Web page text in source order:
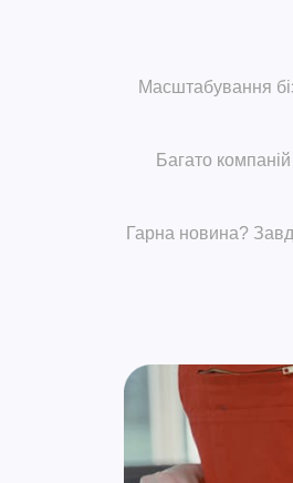
Масштабування
Багато
Гарна новина?